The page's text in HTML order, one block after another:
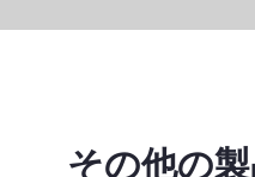
その他の